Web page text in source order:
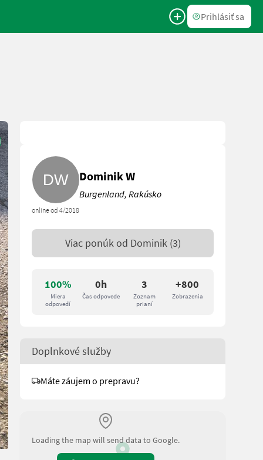
Prihlásiť sa
100%
Miera
odpovedí
0h
Čas odpovede
3
Zoznam
prianí
+800
Zobrazenia
online od 4/2018
Dominik W
Burgenland, Rakúsko
Viac ponúk od Dominik (3)
Doplnkové služby
Máte záujem o prepravu?
Loading the map will send data to Google.